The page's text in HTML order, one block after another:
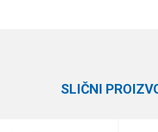
SLIČNI